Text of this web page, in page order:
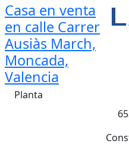
Casa en venta
en calle Carrer
Ausiàs March,
Moncada,
Valencia
Planta